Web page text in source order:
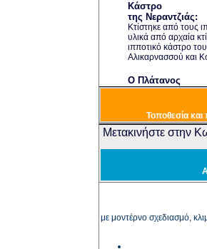
Κάστρο
της Νεραντζιάς:
Κτίστηκε από τους
υλικά από αρχαία
ιπποτικό κάστρο
Αλικαρνασσού και
Ο Πλάτανος
του Ιπποκράτη
Ο αιωνόβιος
δίδασκε τους
μαθητές του.
Συνοικία του
Ένας από τους
από τους
Διόνυσο.
Τοποθεσία
Με
Μετακινήστε στην
με μοντέρνο σχεδιασμό,